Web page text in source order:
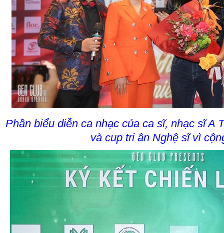
Phần biểu diễn ca nhạc của ca sĩ, nhạc sĩ A
và cup tri ân Nghệ sĩ vì